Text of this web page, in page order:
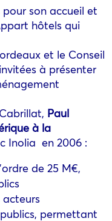
son accueil et
hôtels qui
et le Conseil
à présenter
Paul
à la
Inolia en 2006 :
de 25 M€,
acteurs
permettant